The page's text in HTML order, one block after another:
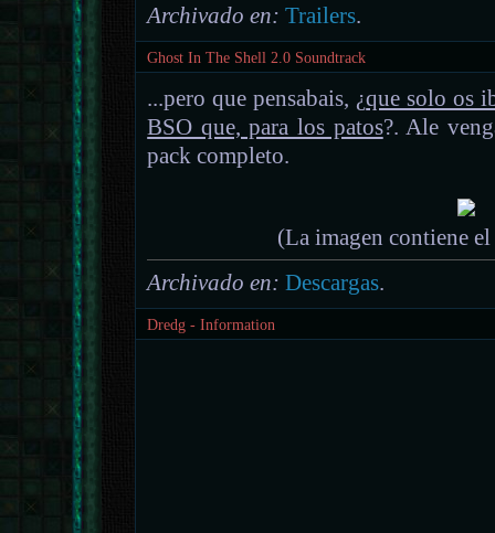
Archivado en: Trailers.
Ghost In The Shell 2.0 Soundtrack
...pero que pensabais, ¿que solo os
BSO que, para los patos?. Ale
pack completo.
(La imagen contiene
Archivado en: Descargas.
Dredg - Information